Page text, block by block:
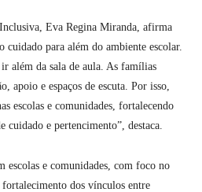
Eva Regina Miranda, afirma
cuidado para além do ambiente escolar.
além da sala de aula. As famílias
apoio e espaços de escuta. Por isso,
escolas e comunidades, fortalecendo
cuidado e pertencimento”, destaca.
escolas e comunidades, com foco no
dos vínculos entre